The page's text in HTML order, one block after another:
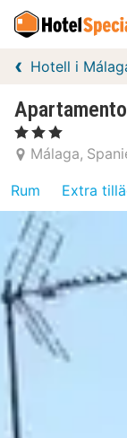
Hotell i
, 3 Stjärnor
Málaga
Rum Extra